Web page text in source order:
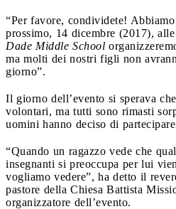
“Per favore, condividete!
prossimo, 14 dicembre (2017),
Dade Middle School
ma molti dei nostri figli non
giorno”.
Il giorno dell’evento si sperava
volontari, ma tutti sono rimasti
uomini hanno deciso di
“Quando un ragazzo vede che
insegnanti si preoccupa per lui
vogliamo vedere”, ha detto il
pastore della Chiesa Battista
organizzatore dell’evento.